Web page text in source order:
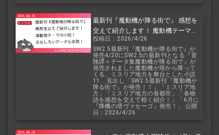
最新刊『魔動機が降る街で』 感想を
交えて紹介します！ 魔動機テーマの
小説！ おもしろいデータも多数！
投稿日：2026/4/26
SW2.5最新刊『魔動機が降る街で』が
発売4/20にSW2.5の最新刊となる『冒
険譚＋データ集魔動機が降る街で』が
発売されました魔動機が塔から降って
くる、ミスリア地方を舞台とした小説
11... 見出し「SW2.5最新刊『魔動機が
降る街で』が発売！！」「ミスリア地
方」「ミスリア地方の各都市」「各物
語を感想を交えて軽く紹介！」「6月に
『降機の塔ヴァセーゴ』発売！」 公開
日：2026/4/26